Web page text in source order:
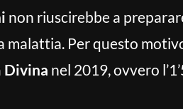
non riuscirebbe a
Per questo
Divina nel 2019, ovvero